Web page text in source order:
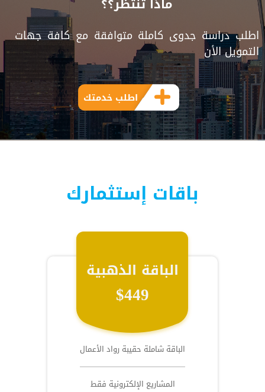
اطلب دراسة جدوى كاملة متوافقة مع كافة جهات
التمويل الأن
اطلب خدمتك
باقات إستثمارك
الباقة الذهبية
$449
الباقة شاملة حقيبة رواد الأعمال
المشاريع الإلكترونية فقط